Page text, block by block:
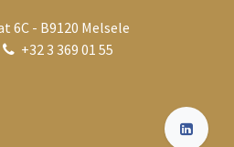
6C - B9120 Melsele
+32 3 369 01 55